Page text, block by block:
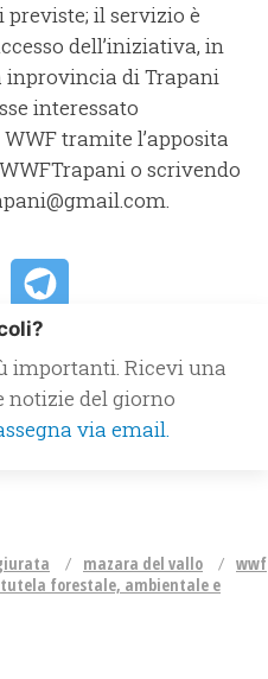
il servizio è
dell’iniziativa, in
inprovincia di Trapani
interessato
tramite l’apposita
o scrivendo
importanti. Ricevi una
notizie del giorno
via email.
mazara del vallo
wwf
forestale, ambientale e